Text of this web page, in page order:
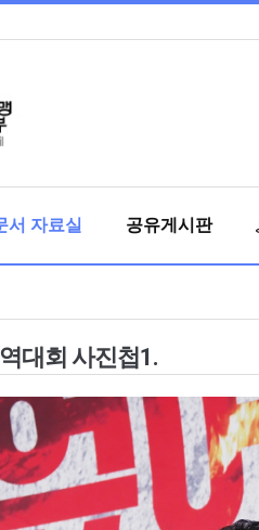
서 자료실 공유게시판
대회 사진첩1.